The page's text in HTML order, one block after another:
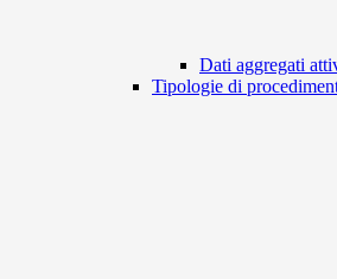
Dati aggregati
Tipologie di